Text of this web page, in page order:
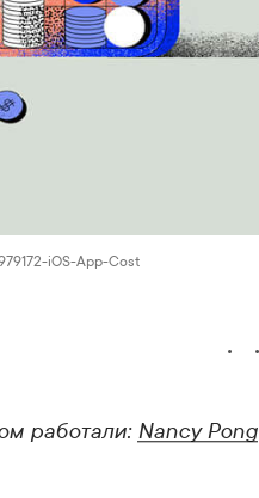
iOS-App-Cost
работали:Nancy Pong